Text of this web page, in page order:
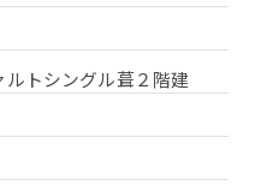
ルトシングル葺２階建